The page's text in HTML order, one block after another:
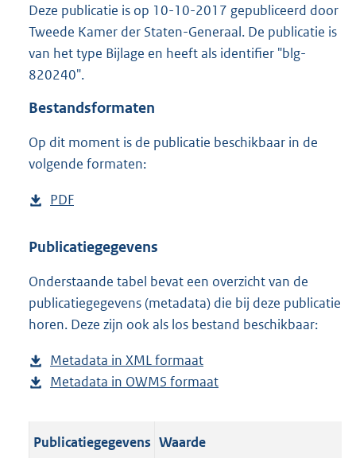
e
:
6
Deze publicatie is op 10-10-2017 gepubliceerd door
Tweede Kamer der Staten-Generaal. De publicatie is
van het type Bijlage en heeft als identifier "blg-
820240".
Bestandsformaten
Op dit moment is de publicatie beschikbaar in de
volgende formaten:
D
w
l
o
a
p
u
l
PDF
s
a
n
d
g
r
o
Publicatiegegevens
Onderstaande tabel bevat een overzicht van de
publicatiegegevens (metadata) die bij deze publicatie
horen. Deze zijn ook als los bestand beschikbaar:
Metadata in XML formaat
e
a
Metadata in OWMS formaat
Publicatiegegevens Waarde